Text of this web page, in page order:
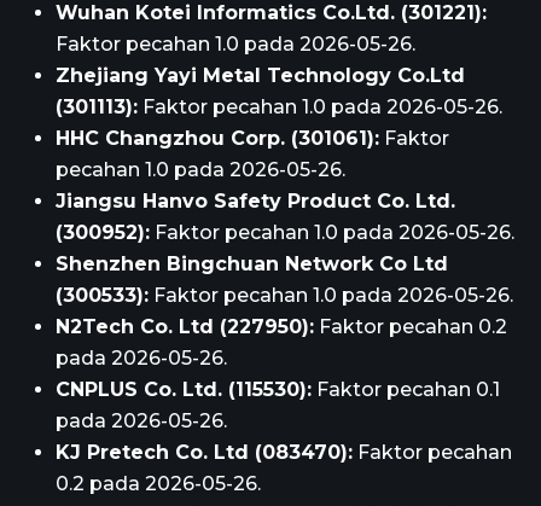
Wuhan Kotei Informatics Co.Ltd. (301221):
Faktor pecahan 1.0 pada 2026-05-26.
Zhejiang Yayi Metal Technology Co.Ltd
(301113): Faktor pecahan 1.0 pada 2026-05-26.
HHC Changzhou Corp. (301061): Faktor
pecahan 1.0 pada 2026-05-26.
Jiangsu Hanvo Safety Product Co. Ltd.
(300952): Faktor pecahan 1.0 pada 2026-05-26.
Shenzhen Bingchuan Network Co Ltd
(300533): Faktor pecahan 1.0 pada 2026-05-26.
N2Tech Co. Ltd (227950): Faktor pecahan 0.2
pada 2026-05-26.
CNPLUS Co. Ltd. (115530): Faktor pecahan 0.1
pada 2026-05-26.
KJ Pretech Co. Ltd (083470): Faktor pecahan
0.2 pada 2026-05-26.